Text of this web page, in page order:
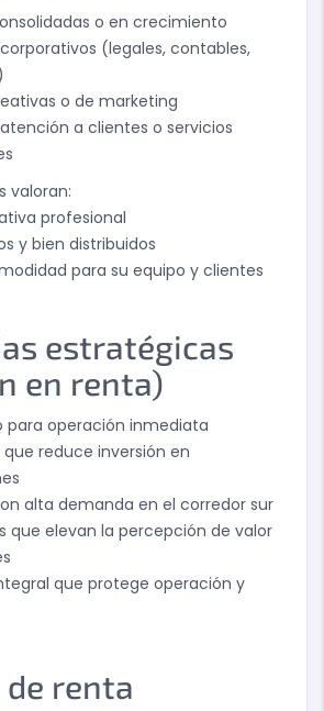
o en crecimiento
(legales, contables,
o de marketing
a clientes o servicios
valoran:
profesional
y bien distribuidos
para su equipo y clientes
estratégicas
en renta)
para operación inmediata
reduce inversión en
alta demanda en el corredor sur
que elevan la percepción de valor
que protege operación y
de renta